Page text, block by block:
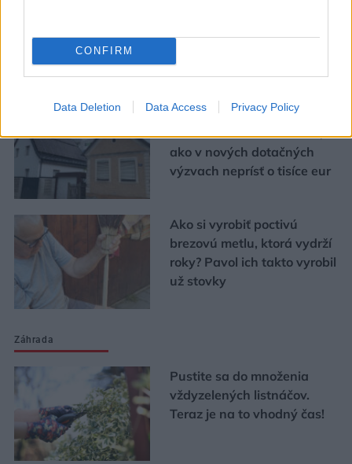
CONFIRM
Data Deletion Data Access Privacy Policy
Urob si sám
Chystáte sa zatepľovať
alebo meniť kotol? Návod,
ako v nových dotačných
výzvach neprísť o tisíce eur
Ako si vyrobiť poctivú
brezovú metlu, ktorá vydrží
roky? Pavol ich takto vyrobil
už stovky
Záhrada
Pustite sa do množenia
vždyzelených listnáčov.
Teraz je na to vhodný čas!